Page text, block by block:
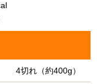
4切れ（約400g）